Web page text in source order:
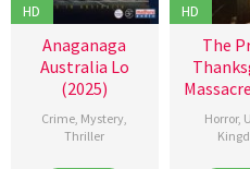
HD
Anaganaga
Australia Lo
(2025)
Crime, Mystery,
Thriller
HD
The
Horror,